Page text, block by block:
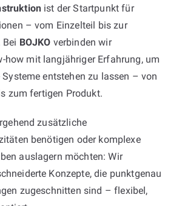
ist der Startpunkt für
– vom Einzelteil bis zur
BOJKO verbinden wir
how mit langjähriger Erfahrung, um
entstehen zu lassen – von
zum fertigen Produkt.
zusätzliche
benötigen oder komplexe
auslagern möchten: Wir
Konzepte, die punktgenau
zugeschnitten sind – flexibel,